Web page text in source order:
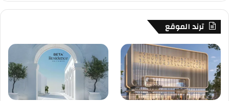
ترند الموقع